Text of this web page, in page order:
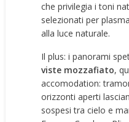
che privilegia i toni
selezionati per
alla luce naturale.
Il plus: i panorami
viste mozzafiato,
accomodation:
orizzonti aperti
sospesi tra cielo e